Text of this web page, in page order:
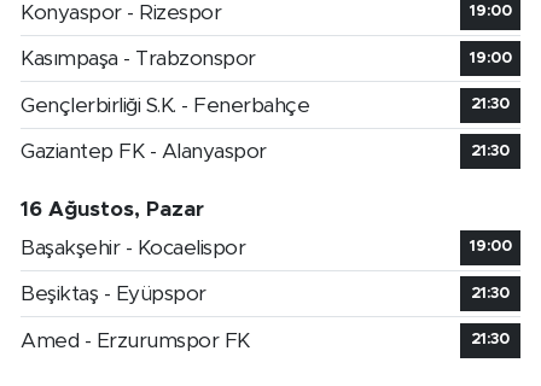
Konyaspor - Rizespor
19:00
Kasımpaşa - Trabzonspor 19:00
Gençlerbirliği S.K. - Fenerbahçe 21:30
Gaziantep FK - Alanyaspor 21:30
16 Ağustos, Pazar
Başakşehir - Kocaelispor
19:00
Beşiktaş - Eyüpspor 21:30
Amed - Erzurumspor FK 21:30